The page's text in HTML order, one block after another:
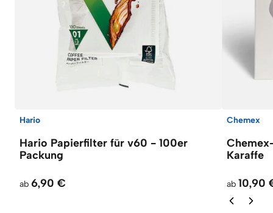
Hario
Hario Papierfilter für v60 - 100er
Packung
ab 6,90 €
Chemex
Karaffe
ab 10,90